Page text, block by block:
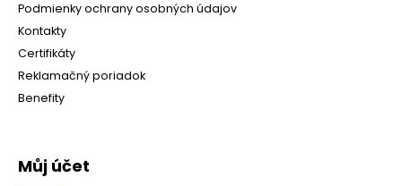
Podmienky ochrany osobných údajov
Kontakty
Certifikáty
Reklamačný poriadok
Benefity
Můj účet